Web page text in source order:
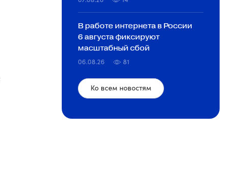
В работе интернета в России
6 августа фиксируют
масштабный сбой
06.08.26 81
Ко всем новостям